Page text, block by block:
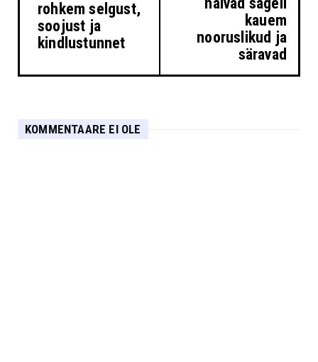
rohkem selgust,
soojust ja
kindlustunnet
kauem
nooruslikud ja
säravad
KOMMENTAARE EI OLE